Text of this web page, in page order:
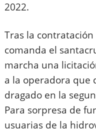
2022.
Tras la
comanda el
marcha una
a la operadora que
dragado en la
Para sorpresa de
usuarias de la